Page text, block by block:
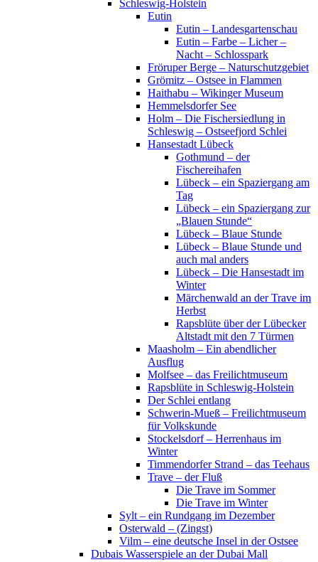
Schleswig-Holstein
Eutin
Eutin – Landesgartenschau
Eutin – Farbe – Licher –
Nacht – Schlosspark
Fröruper Berge – Naturschutzgebiet
Grömitz – Ostsee in Flammen
Haithabu – Wikinger Museum
Hemmelsdorfer See
Holm – Die Fischersiedlung in
Schleswig – Ostseefjord Schlei
Hansestadt Lübeck
Gothmund – der
Fischereihafen
Lübeck – ein Spaziergang am
Tag
Lübeck – ein Spaziergang zur
„Blauen Stunde“
Lübeck – Blaue Stunde
Lübeck – Blaue Stunde und
auch mal anders
Lübeck – Die Hansestadt im
Winter
Märchenwald an der Trave im
Herbst
Rapsblüte über der Lübecker
Altstadt mit den 7 Türmen
Maasholm – Ein abendlicher
Ausflug
Molfsee – das Freilichtmuseum
Rapsblüte in Schleswig-Holstein
Der Schlei entlang
Schwerin-Mueß – Freilichtmuseum
für Volkskunde
Stockelsdorf – Herrenhaus im
Winter
Timmendorfer Strand – das Teehaus
Trave – der Fluß
Die Trave im Sommer
Die Trave im Winter
Sylt – ein Rundgang im Dezember
Osterwald – (Zingst)
Vilm – eine deutsche Insel in der Ostsee
Dubais Wasserspiele an der Dubai Mall